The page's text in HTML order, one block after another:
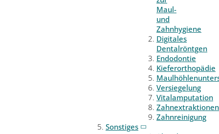
Maul-
und
Zahnhygiene
Digitales
Dentalröntgen
Endodontie
Kieferorthopädie
Versiegelung
Vitalamputation
Zahnextraktionen
Zahnreinigung
Sonstiges